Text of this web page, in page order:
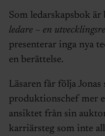
Som ledarskapsbok är
ledare – en
presenterar inga nya
en berättelse.
Läsaren får följa
produktionschef mer
ansiktet från sin
karriärsteg som inte